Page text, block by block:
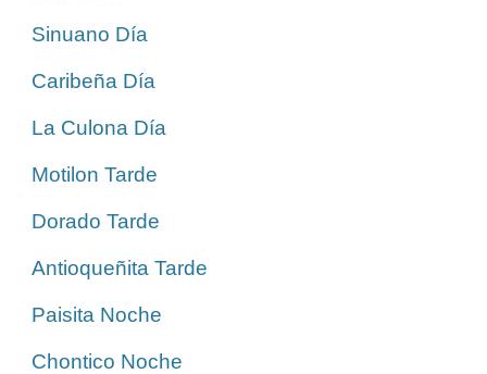
Sinuano Día
Caribeña Día
La Culona Día
Motilon Tarde
Dorado Tarde
Antioqueñita Tarde
Paisita Noche
Chontico Noche